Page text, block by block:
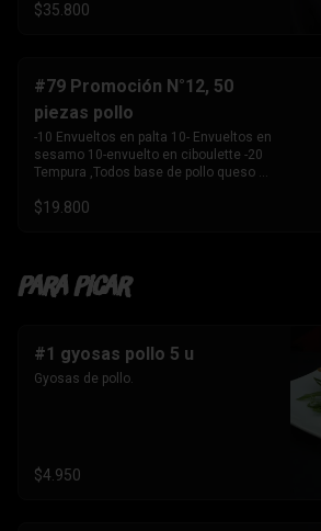
-10 California envuelto en ciboulette ,
    cebollín.
-10 envuelto en palta , salmon, queso
crema y cebollín
-10 Envuelto en queso crema, palmito,
palta.
-10 Tempura, kanikama y palta
cebollín.
-1 Bebida
    Coca Cola sin azúcar 1.5 ltros
$35.800
#79 Promoción N°12, 50
piezas pollo
-10 Envueltos en palta 10- Envueltos en
sesamo 10-envuelto en ciboulette -20
Tempura ,Todos base de pollo queso
$19.800
Para Picar
#1 gyosas pollo 5 u
Gyosas de pollo.
$4.950